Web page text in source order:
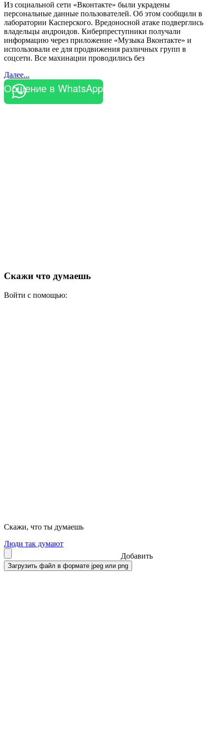
Из социальной сети «Вконтакте» были украдены
персональные данные пользователей. Об этом сообщили в
лаборатории Касперского. Вредоносной атаке подверглись
владельцы андроидов. Киберпреступники получали
информацию через приложение «Музыка Вконтакте» и
использовали ее для продвижения различных групп в
соцсети. Все махинации проводились без
Далее...
Общение в WhatsApp
Скажи что думаешь
Войти с помощью:
Скажи, что ты думаешь
Люди так думают
Добавить